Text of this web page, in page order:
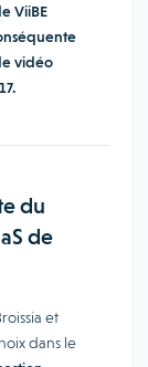
ViiBE
vidéo
du
de
et
dans le